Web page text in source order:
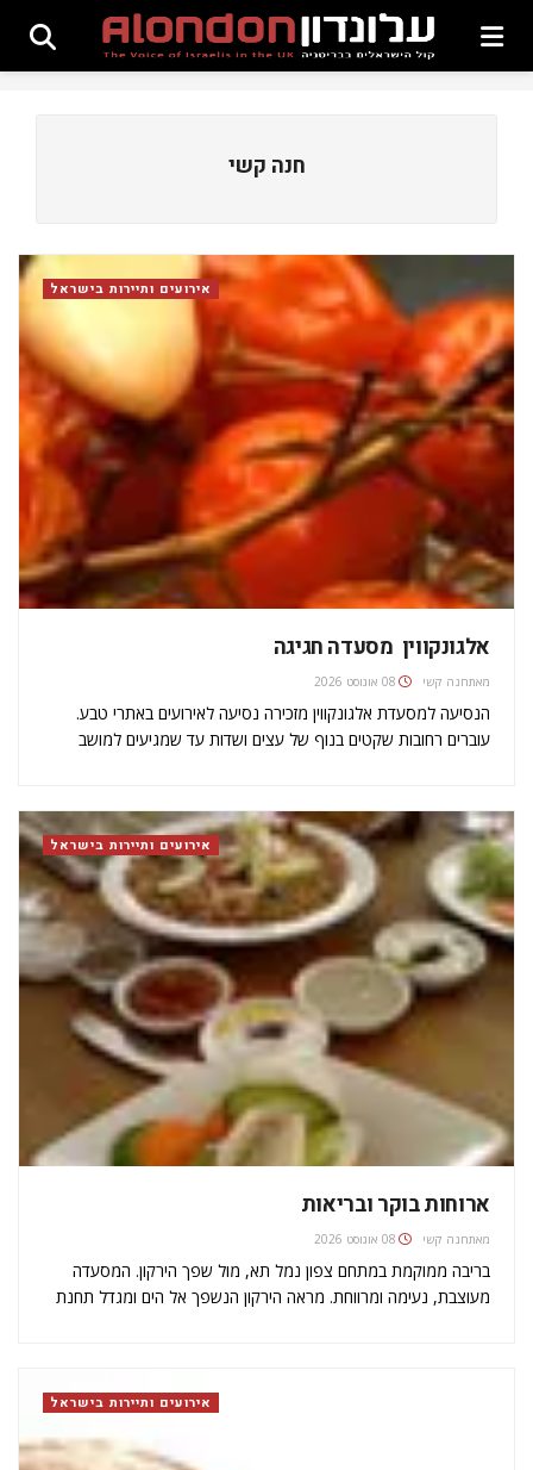
חנה קשי
אירועים ותיירות בישראל
אלגונקווין  מסעדה חגיגה
מאתחנה קשי 08 אוגוסט 2026
הנסיעה למסעדת אלגונקווין מזכירה נסיעה לאירועים באתרי טבע.
עוברים רחובות שקטים בנוף של עצים ושדות עד שמגיעים למושב
והזוג שגר כמה שנים בקנדה…
אירועים ותיירות בישראל
ארוחות בוקר ובריאות
מאתחנה קשי 08 אוגוסט 2026
בריבה ממוקמת במתחם צפון נמל תא, מול שפך הירקון. המסעדה
מעוצבת, נעימה ומרווחת. מראה הירקון הנשפך אל הים ומגדל תחנת
אירועים ותיירות בישראל